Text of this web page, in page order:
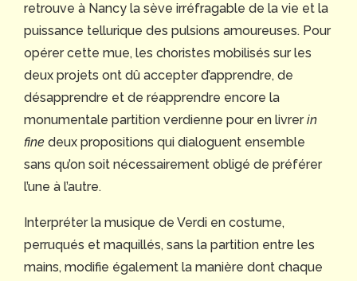
retrouve à Nancy la sève irréfragable de la vie et la
puissance tellurique des pulsions amoureuses. Pour
opérer cette mue, les choristes mobilisés sur les
deux projets ont dû accepter d’apprendre, de
désapprendre et de réapprendre encore la
monumentale partition verdienne pour en livrerin
fine deux propositions qui dialoguent ensemble
sans qu’on soit nécessairement obligé de préférer
l’une à l’autre.
Interpréter la musique de Verdi en costume,
perruqués et maquillés, sans la partition entre les
mains, modifie également la manière dont chaque